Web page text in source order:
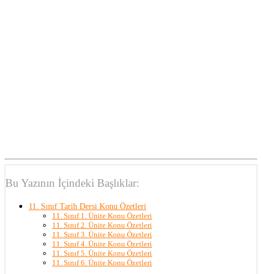
Bu Yazının İçindeki Başlıklar:
11. Sınıf Tarih Dersi Konu Özetleri
11. Sınıf 1. Ünite Konu Özetleri
11. Sınıf 2. Ünite Konu Özetleri
11. Sınıf 3. Ünite Konu Özetleri
11. Sınıf 4. Ünite Konu Özetleri
11. Sınıf 5. Ünite Konu Özetleri
11. Sınıf 6. Ünite Konu Özetleri